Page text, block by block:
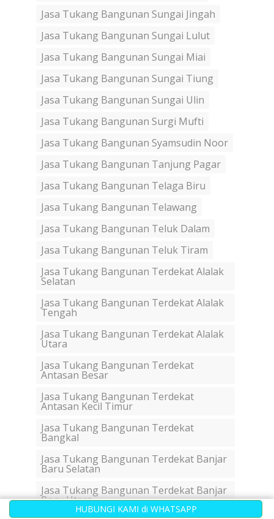
HUBUNGI KAMI di WHATSAPP
Jasa Tukang Bangunan Sungai Jingah
Jasa Tukang Bangunan Sungai Lulut
Jasa Tukang Bangunan Sungai Miai
Jasa Tukang Bangunan Sungai Tiung
Jasa Tukang Bangunan Sungai Ulin
Jasa Tukang Bangunan Surgi Mufti
Jasa Tukang Bangunan Syamsudin Noor
Jasa Tukang Bangunan Tanjung Pagar
Jasa Tukang Bangunan Telaga Biru
Jasa Tukang Bangunan Telawang
Jasa Tukang Bangunan Teluk Dalam
Jasa Tukang Bangunan Teluk Tiram
Jasa Tukang Bangunan Terdekat Alalak
Selatan
Jasa Tukang Bangunan Terdekat Alalak
Tengah
Jasa Tukang Bangunan Terdekat Alalak
Utara
Jasa Tukang Bangunan Terdekat
Antasan Besar
Jasa Tukang Bangunan Terdekat
Antasan Kecil Timur
Jasa Tukang Bangunan Terdekat
Bangkal
Jasa Tukang Bangunan Terdekat Banjar
Baru Selatan
Jasa Tukang Bangunan Terdekat Banjar
Baru Utara